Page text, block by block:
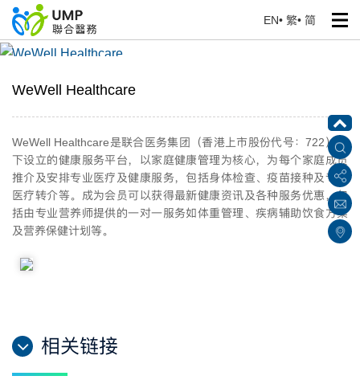
EN• 繁• 简
WeWell Healthcare
WeWell Healthcare
WeWell Healthcare是联合医务集团（香港上市股份代号：722）旗
下设立的健康服务平台，以家庭健康管理为核心，为每个家庭成员
推介及安排专业医疗及健康服务，包括身体检查、疫苗接种及专科
医疗转介等。成为会员可以获得最新健康资讯及各种服务优惠，包
括由专业营养师提供的一对一服务如体重管理、疾病辅助饮食方案
及营养保健计划等。
相关链接